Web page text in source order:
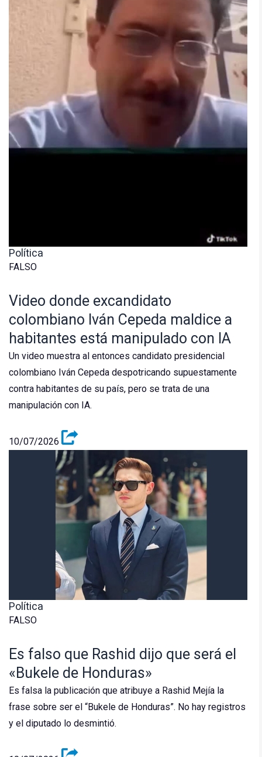
Política
FALSO
Video donde excandidato
colombiano Iván Cepeda maldice a
habitantes está manipulado con IA
Un video muestra al entonces candidato presidencial
colombiano Iván Cepeda despotricando supuestamente
contra habitantes de su país, pero se trata de una
manipulación con IA.
10/07/2026
Política
FALSO
Es falso que Rashid dijo que será el
«Bukele de Honduras»
Es falsa la publicación que atribuye a Rashid Mejía la
frase sobre ser el “Bukele de Honduras”. No hay registros
y el diputado lo desmintió.